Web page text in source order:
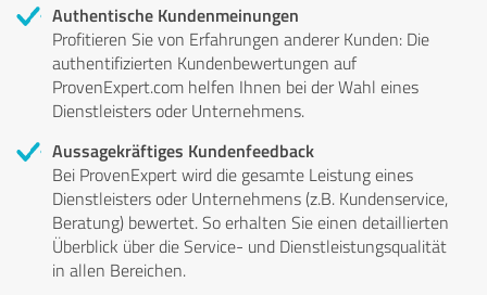
Authentische Kundenmeinungen
Profitieren Sie von Erfahrungen anderer Kunden: Die
authentifizierten Kundenbewertungen auf
ProvenExpert.com helfen Ihnen bei der Wahl eines
Dienstleisters oder Unternehmens.
Aussagekräftiges Kundenfeedback
Bei ProvenExpert wird die gesamte Leistung eines
Dienstleisters oder Unternehmens (z.B. Kundenservice,
Beratung) bewertet. So erhalten Sie einen detaillierten
Überblick über die Service- und Dienstleistungsqualität
in allen Bereichen.